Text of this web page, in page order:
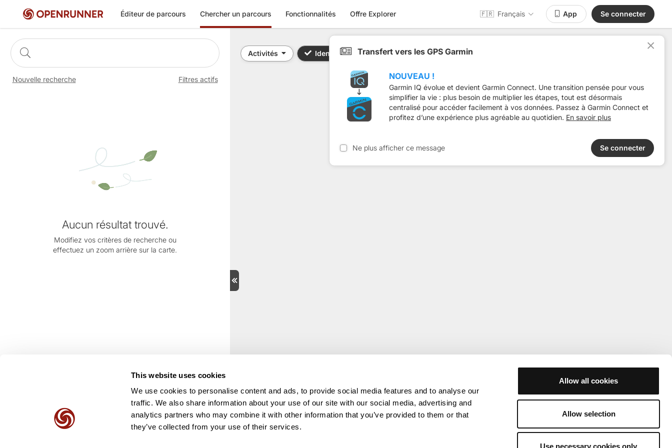
This website uses cookies
We use cookies to personalise content and ads, to provide social media features and to analyse our
traffic. We also share information about your use of our site with our social media, advertising and
analytics partners who may combine it with other information that you’ve provided to them or that
they’ve collected from your use of their services.
Allow all cookies
Allow selection
Use necessary cookies only
Éditeur de parcours Chercher un parcours Fonctionnalités Offre Explorer 🇫🇷 Français App Se connecter
Nouvelle recherche Filtres actifs
Aucun résultat trouvé.
Modifiez vos critères de recherche ou
effectuez un zoom arrière sur la carte.
Activités Identifiant / Mot-clé: 19879454,19879394
Transfert vers les GPS Garmin
NOUVEAU !
Garmin IQ évolue et devient Garmin Connect. Une transition pensée pour vous
simplifier la vie : plus besoin de multiplier les étapes, tout est désormais
centralisé pour accéder facilement à vos données. Passez à Garmin Connect et
profitez d’une expérience plus agréable au quotidien. En savoir plus
Ne plus afficher ce message Se connecter